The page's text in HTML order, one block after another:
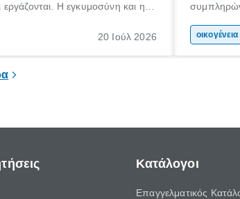
εργάζονται. Η εγκυμοσύνη και η
περίοδος στη ζωή κάθε20 Ιούλ 2026
της
Κατάλογοι
Επαγγελματικός